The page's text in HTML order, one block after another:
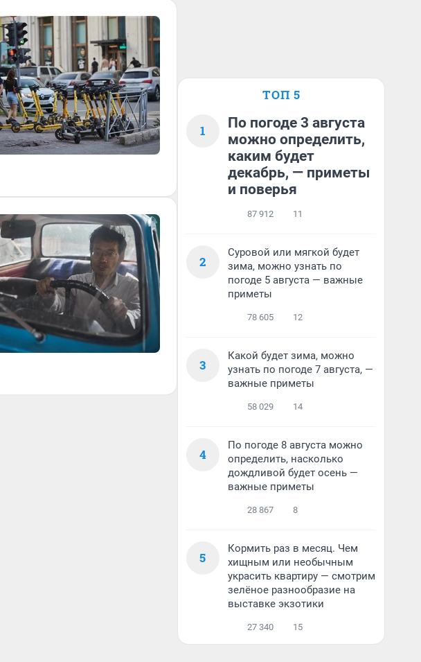
ТОП 5
1
По погоде 3 августа
можно определить,
каким будет
декабрь, — приметы
и поверья
87 912 11
2
Суровой или мягкой будет
зима, можно узнать по
погоде 5 августа — важные
приметы
78 605 12
3
Какой будет зима, можно
узнать по погоде 7 августа, —
важные приметы
58 029 14
4
По погоде 8 августа можно
определить, насколько
дождливой будет осень —
важные приметы
28 867 8
5
Кормить раз в месяц. Чем
хищным или необычным
украсить квартиру — смотрим
зелёное разнообразие на
выставке экзотики
27 340 15